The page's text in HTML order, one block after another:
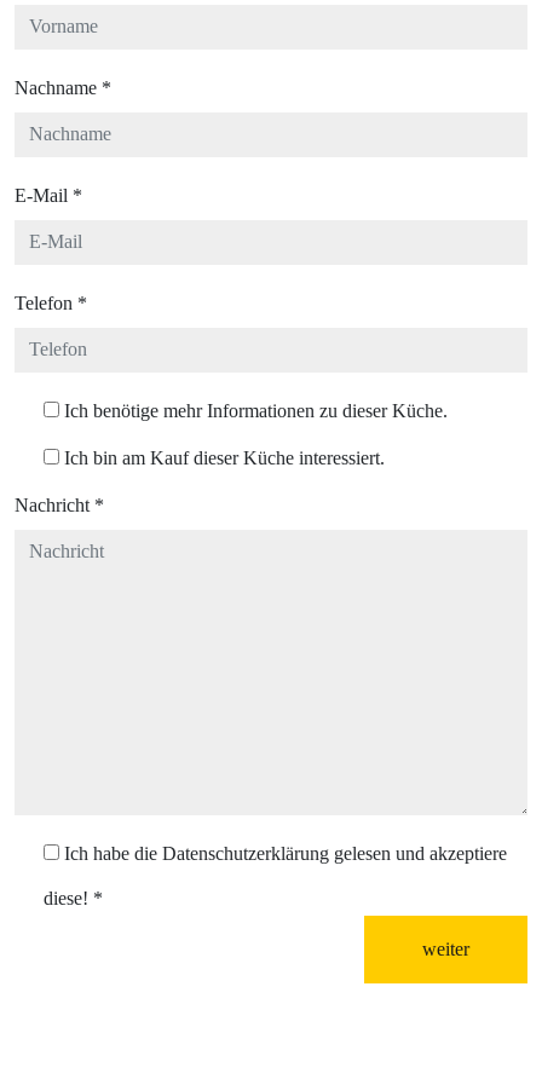
Nachname *
E-Mail *
Telefon *
Ich benötige mehr Informationen zu dieser Küche.
Ich bin am Kauf dieser Küche interessiert.
Nachricht *
Ich habe die Datenschutzerklärung gelesen und akzeptiere
diese! *
weiter